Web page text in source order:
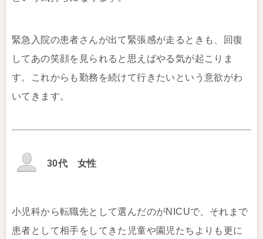
緊急入院の患者さんが出て緊張感が走るときも、回復
してあの笑顔を見られると思えばやる気が起こりま
す。これからも勤務を続けて行きたいという意欲がわ
いてきます。
30代 女性
小児科から転職先として選んだのがNICUで、それまで
患者として相手をしてきた児童や園児たちよりも更に